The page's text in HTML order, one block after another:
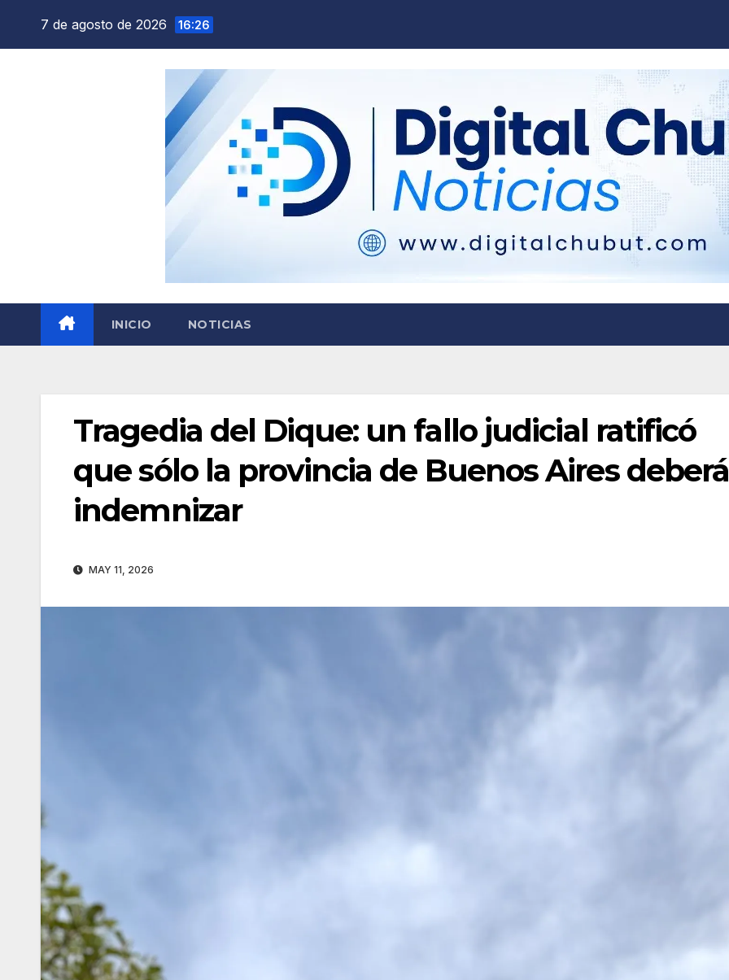
7 de agosto de 2026 16:26
INICIO NOTICIAS
Tragedia del Dique: un fallo judicial ratificó
que sólo la provincia de Buenos Aires deberá
indemnizar
MAY 11, 2026